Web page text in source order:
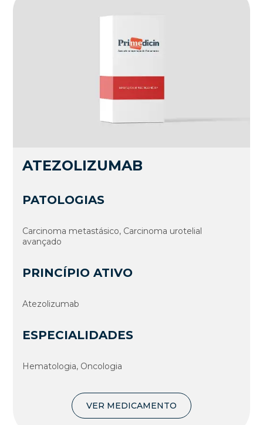
ATEZOLIZUMAB
PATOLOGIAS
Carcinoma metastásico, Carcinoma urotelial
avançado
PRINCÍPIO ATIVO
Atezolizumab
ESPECIALIDADES
Hematologia, Oncologia
VER MEDICAMENTO